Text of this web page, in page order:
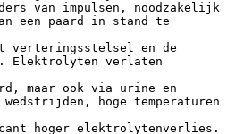
van impulsen, noodzakelijk
een paard in stand te
verteringsstelsel en de
Elektrolyten verlaten
maar ook via urine en
hoge temperaturen
hoger elektrolytenverlies.